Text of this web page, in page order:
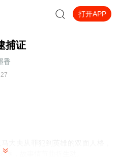
打开APP
捕证
香
27
厚，故事情节曲折生动。